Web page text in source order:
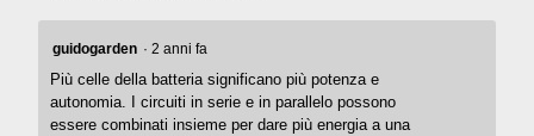
guidogarden · 2 anni fa
Più celle della batteria significano più potenza e
autonomia. I circuiti in serie e in parallelo possono
essere combinati insieme per dare più energia a una